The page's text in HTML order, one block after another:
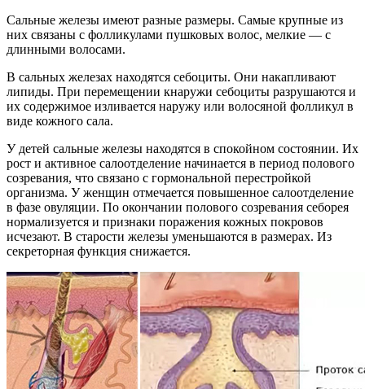
Сальные железы имеют разные размеры. Самые крупные из
них связаны с фолликулами пушковых волос, мелкие — с
длинными волосами.
В сальных железах находятся себоциты. Они накапливают
липиды. При перемещении кнаружи себоциты разрушаются и
их содержимое изливается наружу или волосяной фолликул в
виде кожного сала.
У детей сальные железы находятся в спокойном состоянии. Их
рост и активное салоотделение начинается в период полового
созревания, что связано с гормональной перестройкой
организма. У женщин отмечается повышенное салоотделение
в фазе овуляции. По окончании полового созревания себорея
нормализуется и признаки поражения кожных покровов
исчезают. В старости железы уменьшаются в размерах. Из
секреторная функция снижается.